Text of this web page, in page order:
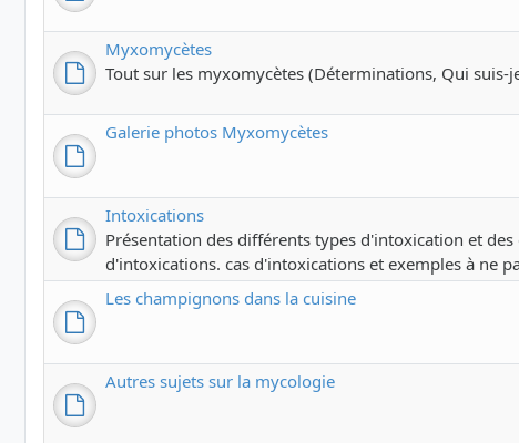
Myxomycètes
Tout sur les myxomycètes (Déterminations, Qui suis-
Galerie photos Myxomycètes
Intoxications
Présentation des différents types d'intoxication et des
d'intoxications. cas d'intoxications et exemples à ne
Les champignons dans la cuisine
Autres sujets sur la mycologie